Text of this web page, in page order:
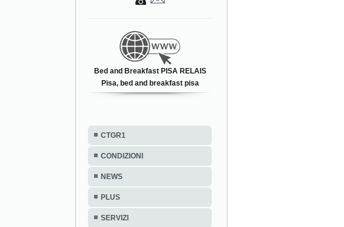
Bed and Breakfast PISA RELAIS
Pisa, bed and breakfast pisa
CTGR1
CONDIZIONI
NEWS
PLUS
SERVIZI